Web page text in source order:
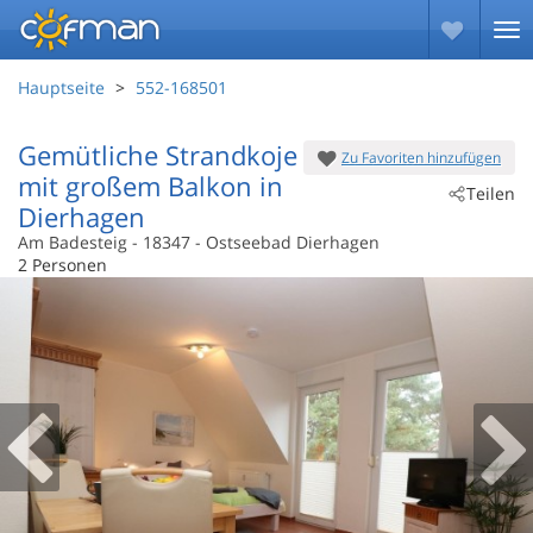
Hauptseite 552-168501
Zu Favoriten hinzufügen
Teilen
Gemütliche Strandkoje
mit großem Balkon in
Dierhagen
Am Badesteig - 18347 - Ostseebad Dierhagen
2 Personen